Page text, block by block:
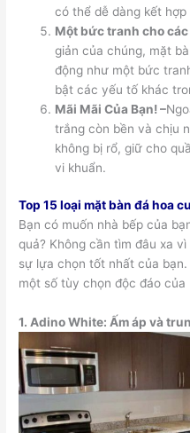
có thể dễ dàng kết
Một bức tranh cho các
giản của chúng, mặt
động như một bức
bật các yếu tố khác
Mãi Mãi Của Bạn! –
trắng còn bền và chịu
không bị rổ, giữ cho
vi khuẩn.
Top 15 loại mặt bàn đá hoa
Bạn có muốn nhà bếp của
quả? Không cần tìm đâu xa
sự lựa chọn tốt nhất của
một số tùy chọn độc đáo
1.Adino White: Ấm áp và